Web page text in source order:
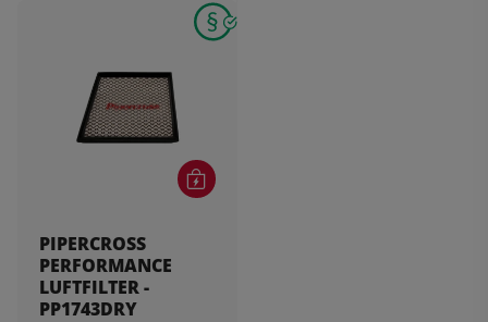
PIPERCROSS
PERFORMANCE
LUFTFILTER -
PP1743DRY